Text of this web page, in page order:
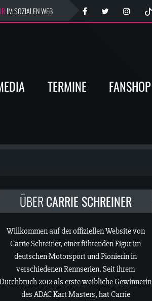
IM SOZIALEN WEB
TERMINE FANSHOP
ÜBERCARRIE SCHREINER
Willkommen auf der offiziellen Website von
Carrie Schreiner, einer führenden Figur im
deutschen Motorsport und Pionierin in
verschiedenen Rennserien. Seit ihrem
Durchbruch 2012 als erste weibliche Gewinnerin
des ADAC Kart Masters, hat Carrie